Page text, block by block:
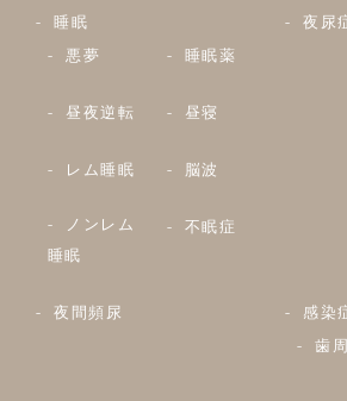
睡眠
悪夢
睡眠薬
昼夜逆転 昼寝
レム睡眠 脳波
ノンレム
睡眠
不眠症
夜尿
夜間頻尿
感染
歯